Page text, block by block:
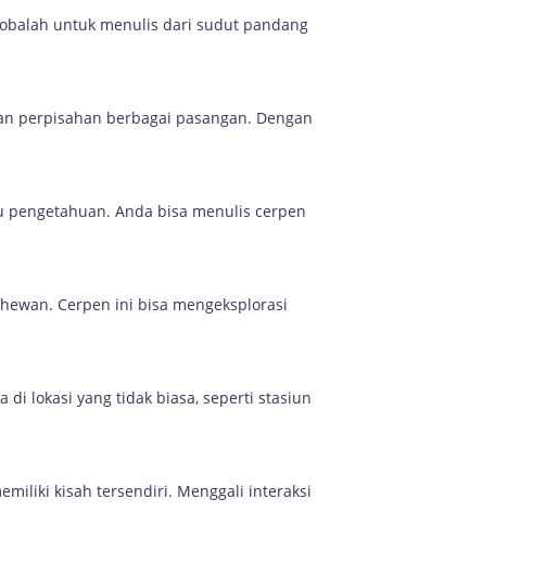
untuk menulis dari sudut pandang
perpisahan berbagai pasangan. Dengan
Anda bisa menulis cerpen
Cerpen ini bisa mengeksplorasi
di lokasi yang tidak biasa, seperti stasiun
kisah tersendiri. Menggali interaksi